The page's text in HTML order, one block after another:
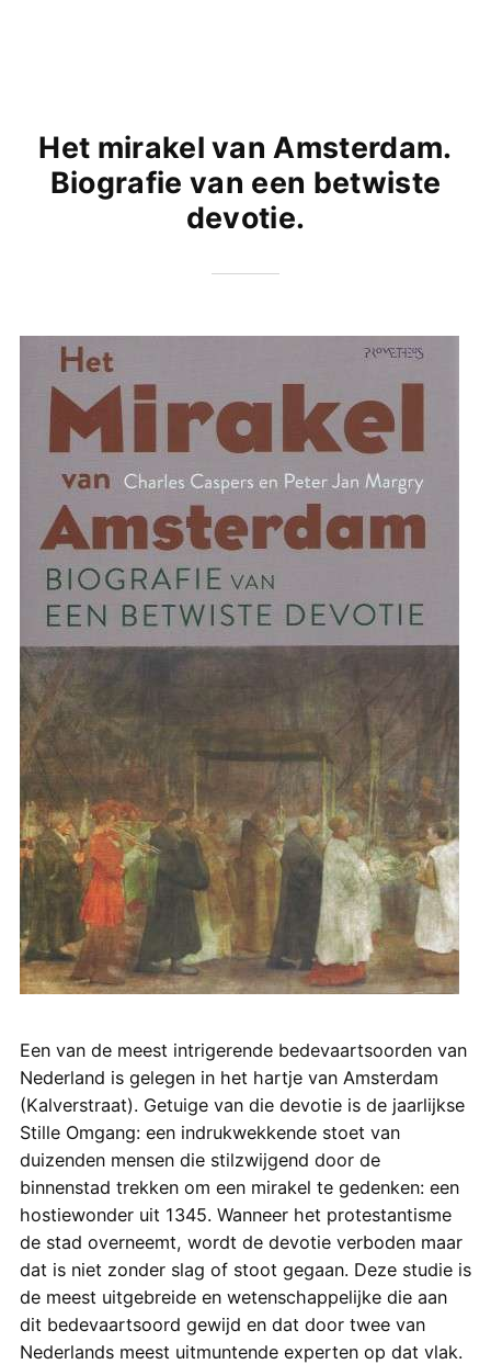
Het mirakel van Amsterdam.
Biografie van een betwiste
devotie.
Een van de meest intrigerende bedevaartsoorden van
Nederland is gelegen in het hartje van Amsterdam
(Kalverstraat). Getuige van die devotie is de jaarlijkse
Stille Omgang: een indrukwekkende stoet van
duizenden mensen die stilzwijgend door de
binnenstad trekken om een mirakel te gedenken: een
hostiewonder uit 1345. Wanneer het protestantisme
de stad overneemt, wordt de devotie verboden maar
dat is niet zonder slag of stoot gegaan. Deze studie is
de meest uitgebreide en wetenschappelijke die aan
dit bedevaartsoord gewijd en dat door twee van
Nederlands meest uitmuntende experten op dat vlak.